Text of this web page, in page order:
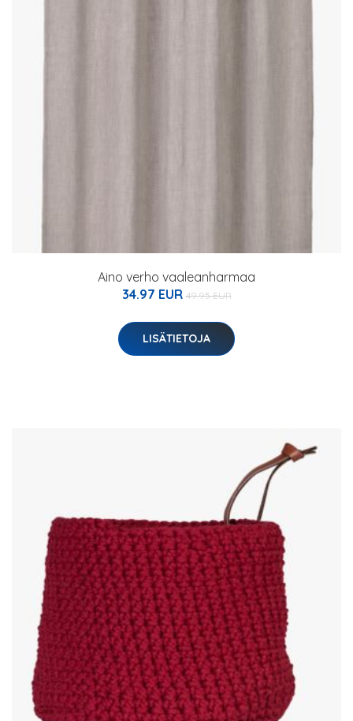
Aino verho vaaleanharmaa
34.97 EUR 49.95 EUR
LISÄTIETOJA